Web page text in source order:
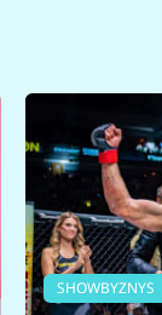
SHOWBYZNYS